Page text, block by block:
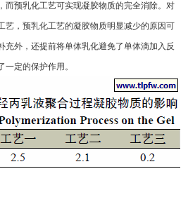
而预乳化工艺可实现凝胶物质的完全消除。对
艺，预乳化工艺的凝胶物质明显减少的原因可
充外， 还提前将单体乳化避免了单体滴加入反
定的保护作用。